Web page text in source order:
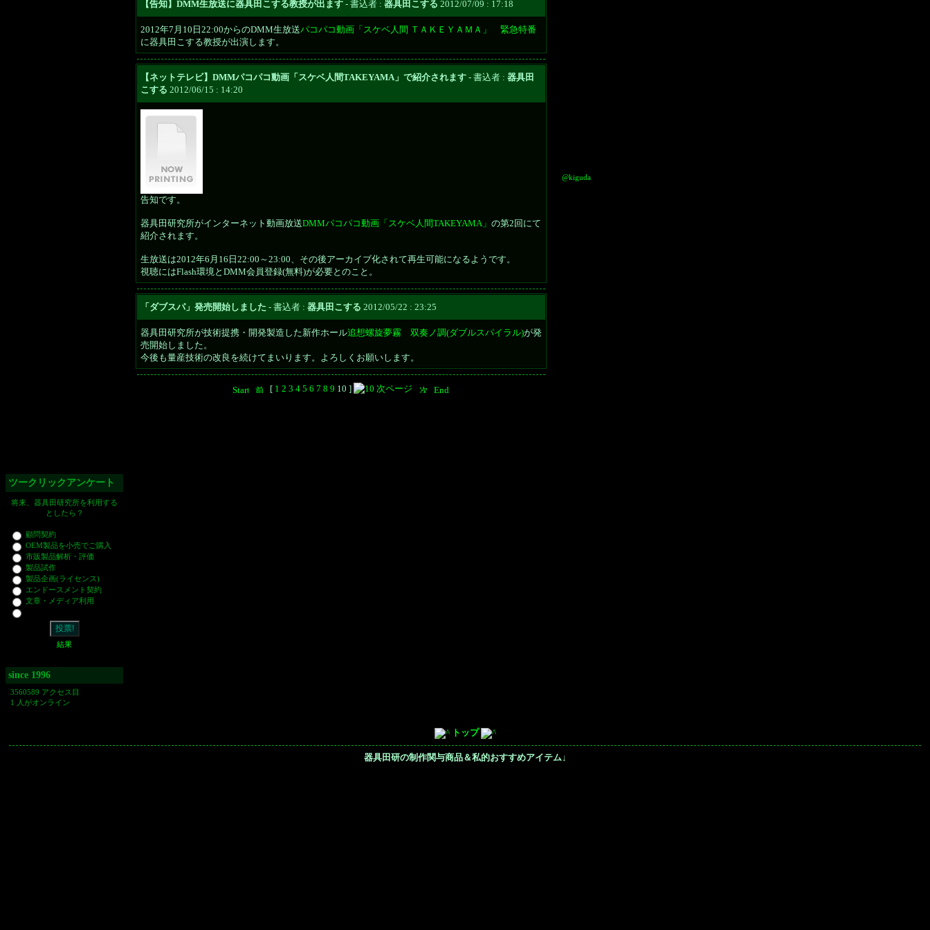
ツークリックアンケート
将来、器具田研究所を利用する
としたら？
顧問契約
OEM製品を小売でご購入
市販製品解析・評価
製品試作
製品企画(ライセンス)
エンドースメント契約
文章・メディア利用
結果
since 1996
3560589 アクセス目
1 人がオンライン
【告知】DMM生放送に器具田こする教授が出ます - 書込者 : 器具田こする 2012/07/09 : 17:18
2012年7月10日22:00からのDMM生放送パコパコ動画「スケベ人間 ＴＡＫＥＹＡＭＡ」 緊急特番
に器具田こする教授が出演します。
【ネットテレビ】DMMパコパコ動画「スケベ人間TAKEYAMA」で紹介されます - 書込者 : 器具田
こする 2012/06/15 : 14:20
告知です。
器具田研究所がインターネット動画放送DMMパコパコ動画「スケベ人間TAKEYAMA」 の第2回にて
紹介されます。
生放送は2012年6月16日22:00～23:00、その後アーカイブ化されて再生可能になるようです。
視聴にはFlash環境とDMM会員登録(無料)が必要とのこと。
「ダブスパ」発売開始しました - 書込者 : 器具田こする 2012/05/22 : 23:25
器具田研究所が技術提携・開発製造した新作ホール追想螺旋夢霧 双奏ノ調(ダブルスパイラル)が発
売開始しました。
今後も量産技術の改良を続けてまいります。よろしくお願いします。
[ 1 2 3 4 5 6 7 8 9 10 ]
@kiguda
トップ
器具田研の制作関与商品＆私的おすすめアイテム↓